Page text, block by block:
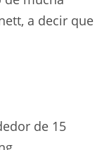
a decir que
de 15